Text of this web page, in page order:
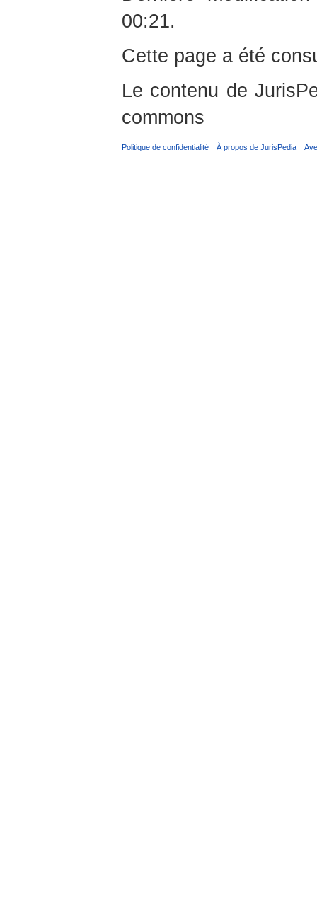
00:21.
Cette page a été
Le contenu de
commons
Politique de confidentialité À propos de JurisPedia